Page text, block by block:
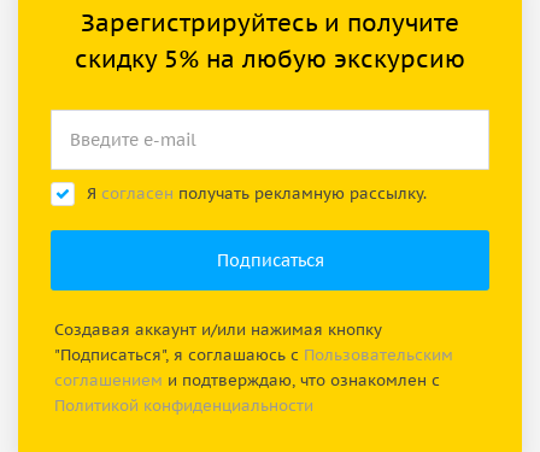
Зарегистрируйтесь и получите
скидку 5% на любую экскурсию
Я согласен получать рекламную рассылку.
Создавая аккаунт и/или нажимая кнопку
"Подписаться", я соглашаюсь с Пользовательским
соглашением и подтверждаю, что ознакомлен с
Политикой конфиденциальности